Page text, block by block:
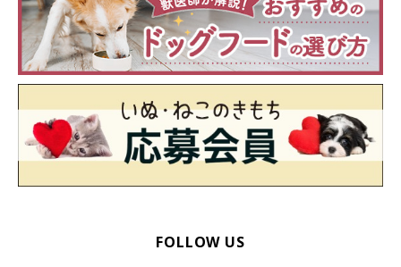
FOLLOW US